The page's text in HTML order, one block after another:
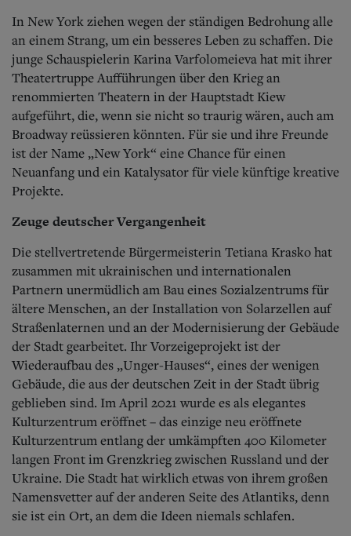
In New York ziehen wegen der ständigen Bedrohung alle
an einem Strang, um ein besseres Leben zu schaffen. Die
junge Schauspielerin Karina Varfolomeieva hat mit ihrer
Theatertruppe Aufführungen über den Krieg an
renommierten Theatern in der Hauptstadt Kiew
aufgeführt, die, wenn sie nicht so traurig wären, auch am
Broadway reüssieren könnten. Für sie und ihre Freunde
ist der Name „New York“ eine Chance für einen
Neuanfang und ein Katalysator für viele künftige kreative
Projekte.
Zeuge deutscher Vergangenheit
Die stellvertretende Bürgermeisterin Tetiana Krasko hat
zusammen mit ukrainischen und internationalen
Partnern unermüdlich am Bau eines Sozialzentrums für
ältere Menschen, an der Installation von Solarzellen auf
Straßenlaternen und an der Modernisierung der Gebäude
der Stadt gearbeitet. Ihr Vorzeigeprojekt ist der
Wiederaufbau des „Unger-Hauses“, eines der wenigen
Gebäude, die aus der deutschen Zeit in der Stadt übrig
geblieben sind. Im April 2021 wurde es als elegantes
Kulturzentrum eröffnet – das einzige neu eröffnete
Kulturzentrum entlang der umkämpften 400 Kilometer
langen Front im Grenzkrieg zwischen Russland und der
Ukraine. Die Stadt hat wirklich etwas von ihrem großen
Namensvetter auf der anderen Seite des Atlantiks, denn
sie ist ein Ort, an dem die Ideen niemals schlafen.